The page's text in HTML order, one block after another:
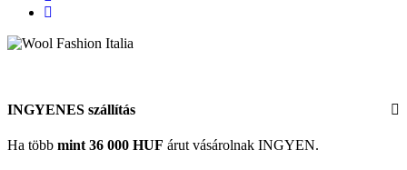
INGYENES szállítás
Ha több mint 36 000 HUF árut vásárolnak INGYEN.